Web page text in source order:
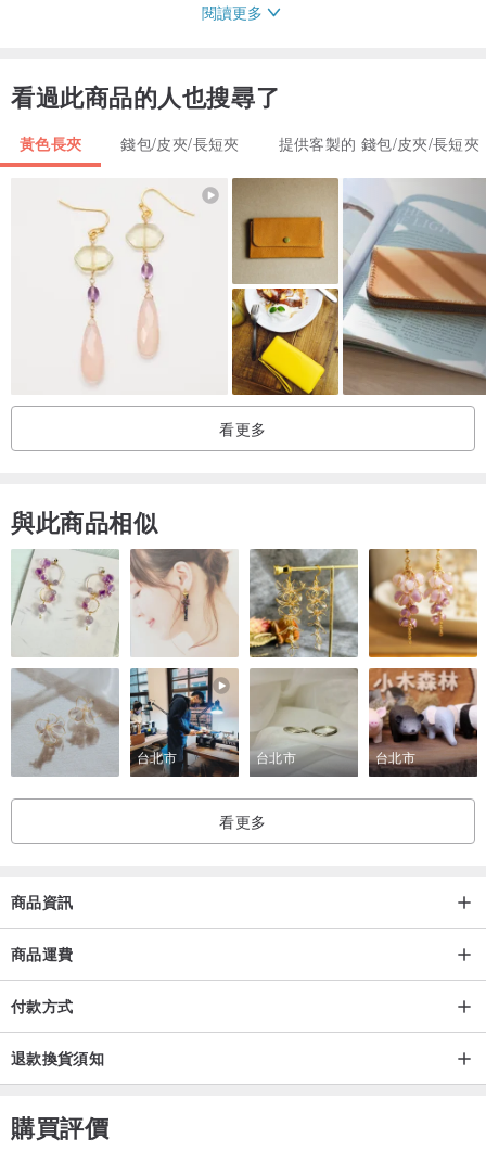
皮革表面是意大利的天然紋理和光滑皮革，具有柔軟性，同時具有合
為它是盡可能完成沒有不必要的表面處理。
黃色可以與財富的顏色聯繫在一起，我在意大利染色，並以美麗的顏
當我打開拉鍊時，我很驚訝地打開了它。除了零錢包和持卡人外，還
有4間寬敞的客房。一個地方有3到4張卡片，外面有1到2個卡片夾，
零錢包側面的小口袋可以垂直握住卡片。
的錢包，每次都可以舒適和舒適地使用。這就是為什麼簡單的外觀有
一個長期使用的乏味故事。
------------------------------------------------ --------------------
在您使用它的同時熟悉用戶
請享受只享受自己的世俗變化
閱讀更多
看過此商品的人也搜尋了
黃色長夾 錢包/皮夾/長短夾 提供客製的 錢包/皮夾/長短夾
看更多
與此商品相似
台北市 台北市 台北市
看更多
商品資訊
商品運費
付款方式
退款換貨須知
購買評價